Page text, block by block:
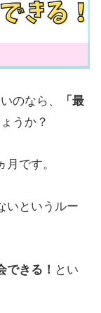
のなら、
「最
うか？
です。
いというルー
できる！ とい